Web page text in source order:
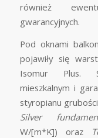
również
gwarancyjnych.
Pod oknami
pojawiły się
Isomur Plus.
mieszkalnym i
styropianu
Silver
W/[m*K]) oraz